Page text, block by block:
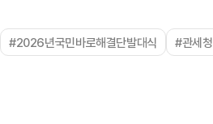
#2026년국민바로해결단발대식 #관세청